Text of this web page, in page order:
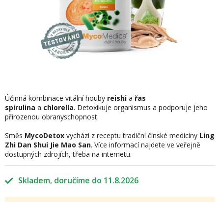
Skladem 11.8.2026
Účinná kombinace vitální houby reishi a řas
spirulina a chlorella. Detoxikuje organismus a podporuje jeho
přirozenou obranyschopnost.
Směs MycoDetox vychází z receptu tradiční čínské medicíny Ling
Zhi Dan Shui Jie Mao San. Více informací najdete ve veřejně
dostupných zdrojích, třeba na internetu.